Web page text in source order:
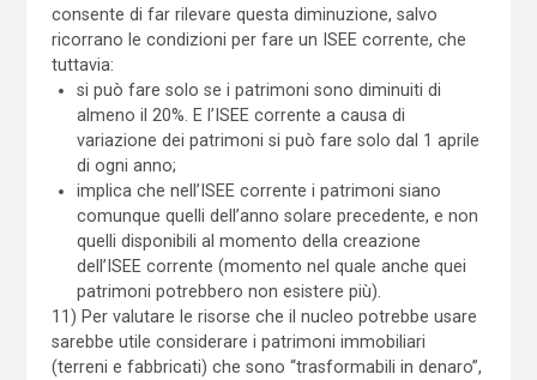
consente di far rilevare questa diminuzione, salvo
ricorrano le condizioni per fare un ISEE corrente, che
tuttavia:
si può fare solo se i patrimoni sono diminuiti di
almeno il 20%. E l’ISEE corrente a causa di
variazione dei patrimoni si può fare solo dal 1 aprile
di ogni anno;
implica che nell’ISEE corrente i patrimoni siano
comunque quelli dell’anno solare precedente, e non
quelli disponibili al momento della creazione
dell’ISEE corrente (momento nel quale anche quei
patrimoni potrebbero non esistere più).
11) Per valutare le risorse che il nucleo potrebbe usare
sarebbe utile considerare i patrimoni immobiliari
(terreni e fabbricati) che sono “trasformabili in denaro”,